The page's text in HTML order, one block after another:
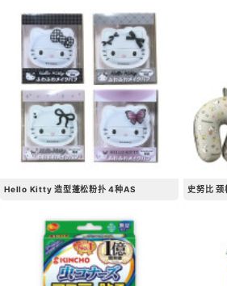
Hello Kitty 造型蓬松粉扑 4种AS 史努比 颈